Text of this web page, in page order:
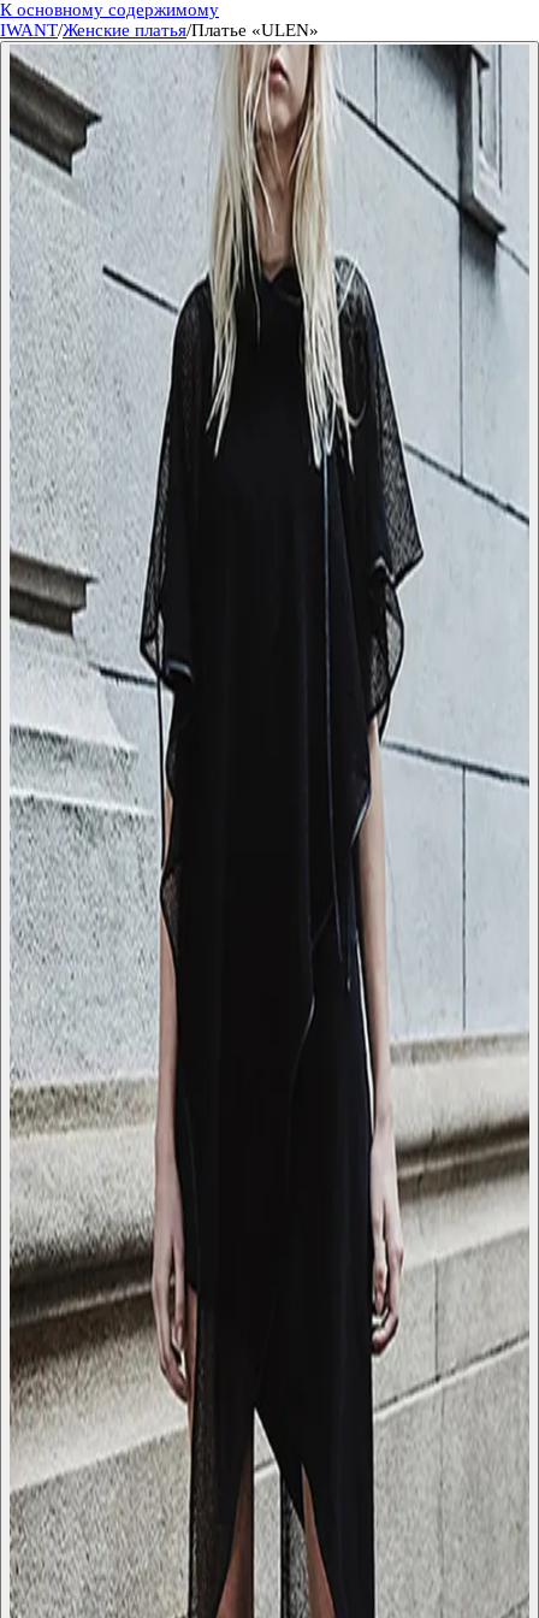
К основному содержимому
IWANT/Женские платья/Платье «ULEN»